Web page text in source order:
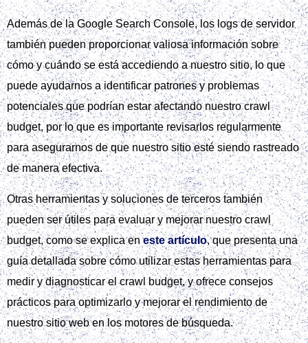
Además de la Google Search Console, los logs de servidor
también pueden proporcionar valiosa información sobre
cómo y cuándo se está accediendo a nuestro sitio, lo que
puede ayudarnos a identificar patrones y problemas
potenciales que podrían estar afectando nuestro crawl
budget, por lo que es importante revisarlos regularmente
para asegurarnos de que nuestro sitio esté siendo rastreado
de manera efectiva.
Otras herramientas y soluciones de terceros también
pueden ser útiles para evaluar y mejorar nuestro crawl
budget, como se explica eneste artículo, que presenta una
guía detallada sobre cómo utilizar estas herramientas para
medir y diagnosticar el crawl budget, y ofrece consejos
prácticos para optimizarlo y mejorar el rendimiento de
nuestro sitio web en los motores de búsqueda.